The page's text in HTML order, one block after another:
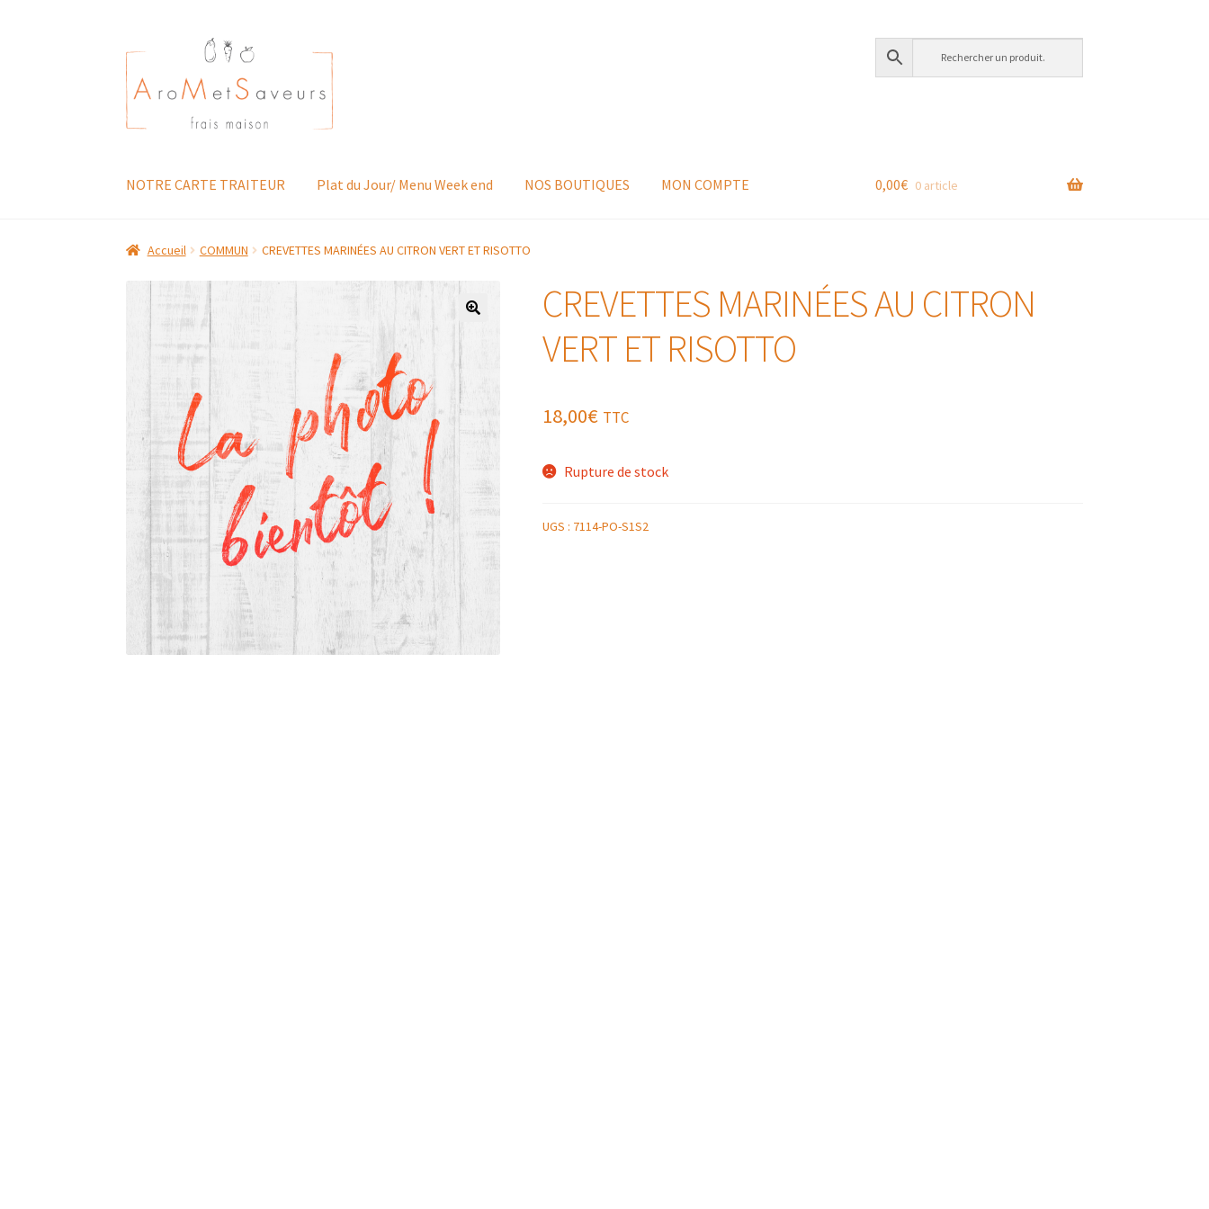
Aller
à
la
navigation
Aller
au
contenu
NOTRE CARTE TRAITEUR Plat du Jour/ Menu Week end NOS BOUTIQUES MON COMPTE 0,00€ 0 article
Accueil COMMUN CREVETTES MARINÉES AU CITRON VERT ET RISOTTO
CREVETTES MARINÉES AU CITRON
VERT ET RISOTTO
18,00€ TTC
Rupture de stock
UGS : 7114-PO-S1S2